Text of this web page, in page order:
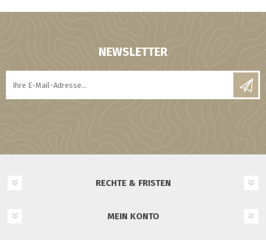
NEWSLETTER
RECHTE & FRISTEN
MEIN KONTO